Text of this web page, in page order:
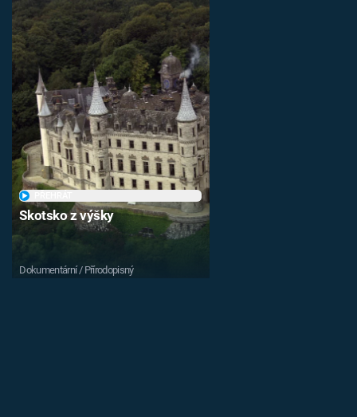
Skotsko z výšky
Dokumentární / Přírodopisný